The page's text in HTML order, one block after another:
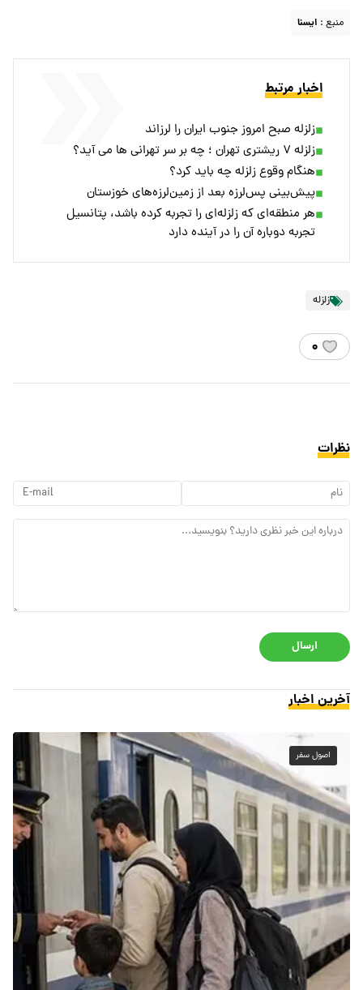
منبع : ايسنا
اخبار مرتبط
زلزله صبح امروز جنوب ایران را لرزاند
زلزله ۷ ریشتری تهران ؛ چه بر سر تهرانی ها می آید؟
هنگام وقوع زلزله چه باید کرد؟
پیش‌بینی پس‌لرزه بعد از زمین‌لرزه‌های خوزستان
هر منطقه‌ای که زلزله‌ای را تجربه کرده باشد، پتانسیل
تجربه دوباره آن را در آینده دارد
زلزله
۰
نظرات
ارسال
آخرین اخبار
اصول سفر